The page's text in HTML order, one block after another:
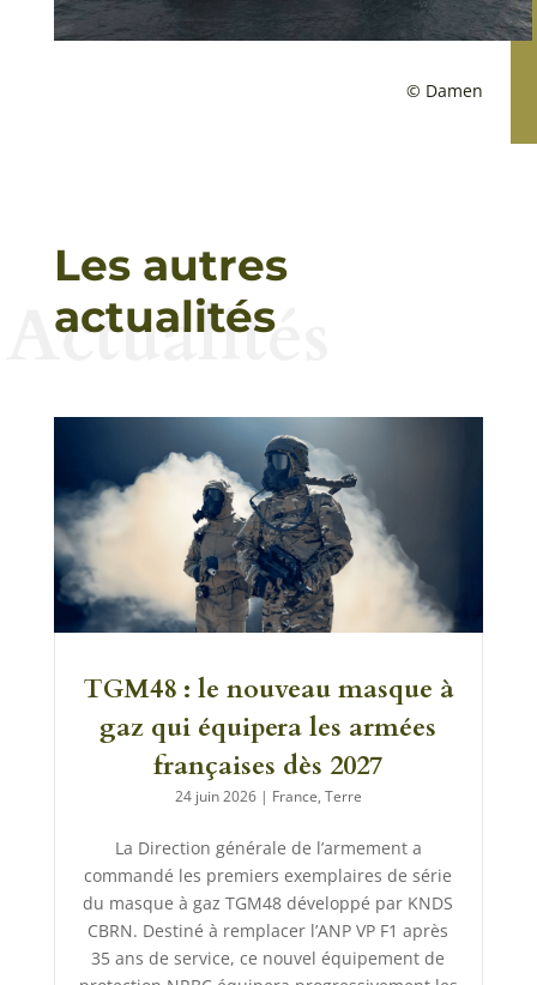
© Damen
Les autres
actualités
Actualités
TGM48 : le nouveau masque à
gaz qui équipera les armées
françaises dès 2027
24 juin 2026| France, Terre
La Direction générale de l’armement a
commandé les premiers exemplaires de série
du masque à gaz TGM48 développé par KNDS
CBRN. Destiné à remplacer l’ANP VP F1 après
35 ans de service, ce nouvel équipement de